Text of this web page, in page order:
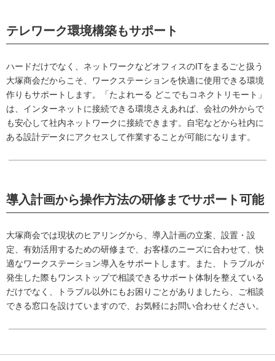
テレワーク環境構築もサポート
ハードだけでなく、ネットワークなどオフィスのITをまるごと扱う
大塚商会だからこそ、ワークステーションを快適に使用できる環境
作りもサポートします。「たよれーる どこでもコネクトリモート」
は、インターネットに接続できる環境さえあれば、会社の外からで
も安心して社内ネットワークに接続できます。自宅などから社内に
ある設計データにアクセスして作業することが可能になります。
導入計画から操作方法の研修までサポート可能
大塚商会では現状のヒアリングから、導入計画の立案、設置・設
定、有効活用するための研修まで、お客様のニーズに合わせて、快
適なワークステーション導入をサポートします。また、トラブルが
発生した際もワンストップで相談できるサポート体制を整えている
だけでなく、トラブル以外にもお困りごとがありましたら、ご相談
できる窓口を設けていますので、お気軽にお問い合わせください。